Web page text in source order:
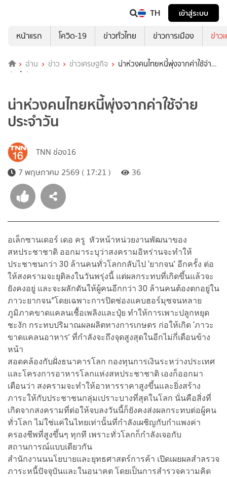
TH
เข้าสู่ระบบ
หน้าแรก
โควิด-19 ข่าวทั่วไทย ข่าวการเมือง ข่าว
อ่าน ข่าว ข่าวเศรษฐกิจ
น่าห่วงคนไทยหนี้พุ่งจากค่าใช้จ่าย
ประจำวัน
น่าห่วงคนไทยหนี้พุ่งจากค่าใช้จ่าย
ประจำวัน
TNN ช่อง16
7 พฤษภาคม 2569 ( 17:21 )
36
อเล็กซานเดอร์ เดอ ครู หัวหน้าหน่วยงานพัฒนาของ
สหประชาชาติ ออกมาระบุว่าสงครามอิหร่านจะทำให้
ประชาชนกว่า 30 ล้านคนทั่วโลกกลับไป ‘ยากจน’ อีกครั้ง ต่อ
ให้สงครามจะยุติลงในวันพรุ่งนี้ แต่ผลกระทบที่เกิดขึ้นแล้วจะ
ยังคงอยู่ และจะผลักดันให้ผู้คนอีกกว่า 30 ล้านคนต้องตกอยู่ใน
ภาวะยากจน”โดยเฉพาะการปิดช่องแคบฮอร์มุซจนหลาย
ภูมิภาคขาดแคลนเชื้อเพลิงและปุ๋ย ทำให้การเพาะปลูกหยุด
ชะงัก กระทบปริมาณผลผลิตทางการเกษตร ก่อให้เกิด ‘ภาวะ
ขาดแคลนอาหาร’ ที่กำลังจะถึงจุดสูงสุดในอีกไม่กี่เดือนข้าง
หน้า
สอดคล้องกับฝั่งธนาคารโลก กองทุนการเงินระหว่างประเทศ
และโครงการอาหารโลกแห่งสหประชาชาติ เองก็ออกมา
เตือนว่า สงครามจะทำให้อาหารราคาสูงขึ้นและยิ่งสร้าง
ภาระให้กับประชาชนกลุ่มเปราะบางที่สุดในโลก นั่นคือสิ่งที่
เกิดจากสงครามที่ต่อให้จบลงวันนี้ก็ยังคงส่งผลกระทบต่อผู้คน
ทั่วโลก ไม่ใช่แค่ในไทยเท่านั้นที่กำลังเผชิญกับกำแพงค่า
ครองชีพที่สูงขึ้นๆ ทุกที เพราะทั่วโลกก็กำลังเจอกับ
สถานการณ์แบบเดียวกัน
สำนักงานนนโยบายและยุทธศาสตร์การค้า เปิดเผยผลสำลรวจ
ภาระหนี้ปัจจุบันและในอนาคต โดยเป็นการสำรวจความคิด